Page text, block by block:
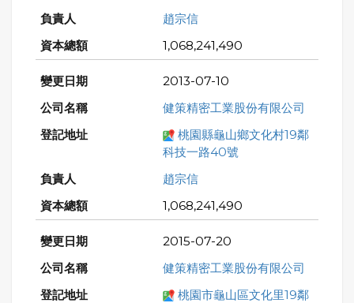
趙宗信
1,068,241,490
2013-07-10
健策精密工業股份有限公司
桃園縣龜山鄉文化村19鄰
科技一路40號
趙宗信
1,068,241,490
2015-07-20
健策精密工業股份有限公司
桃園市龜山區文化里19鄰